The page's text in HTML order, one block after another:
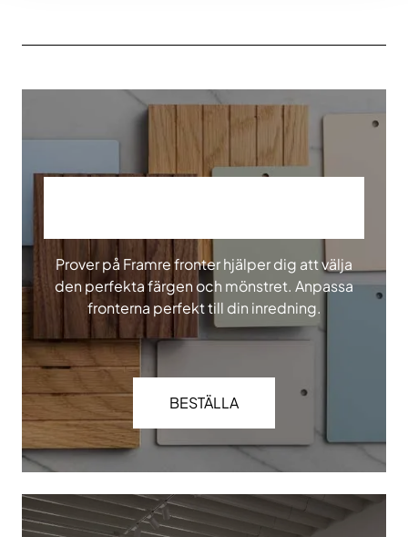
Prover på Framre fronter hjälper dig att välja
den perfekta färgen och mönstret. Anpassa
fronterna perfekt till din inredning.
BESTÄLLA